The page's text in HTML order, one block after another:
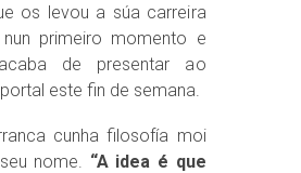
os levou a súa carreira
nun primeiro momento e
de presentar ao
este fin de semana.
cunha filosofía moi
nome.
“A idea é que